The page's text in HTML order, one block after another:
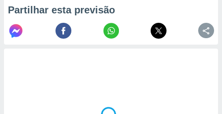
Partilhar esta previsão